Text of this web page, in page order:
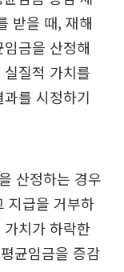
받을 때, 재해
금을 산정해
질적 가치를
를 시정하기
산정하는 경우
지급을 거부하
치가 하락한
균임금을 증감